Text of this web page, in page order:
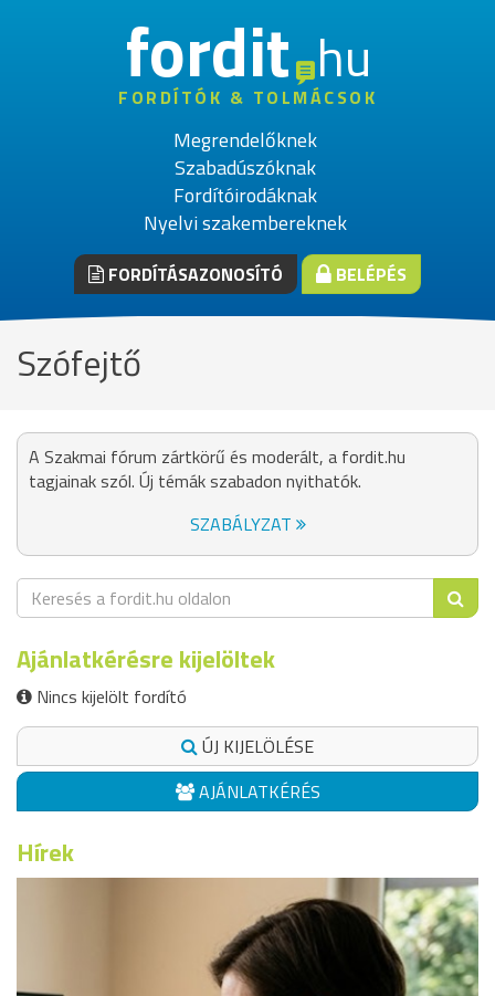
fordithu
FORDÍTÓK & TOLMÁCSOK
Megrendelőknek
Szabadúszóknak
Fordítóirodáknak
Nyelvi szakembereknek
FORDÍTÁSAZONOSÍTÓ BELÉPÉS
Szófejtő
A Szakmai fórum zártkörű és moderált, a fordit.hu
tagjainak szól. Új témák szabadon nyithatók.
SZABÁLYZAT
Ajánlatkérésre kijelöltek
Nincs kijelölt fordító
ÚJ KIJELÖLÉSE
AJÁNLATKÉRÉS
Hírek